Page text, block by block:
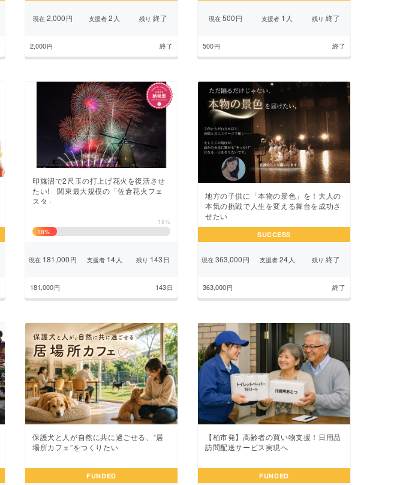
現在2,000円 支援者 2 人 残り 終了
2,000円 終了
現在500円 支援者 1 人 残り 終了
500円 終了
印旛沼で2尺玉の打上げ花火を復活させ
たい! 関東最大規模の「佐倉花火フェ
スタ」
18%
18%
現在181,000円 支援者14 人 残り 143日
181,000円 143日
地方の子供に「本物の景色」を！大人の
本気の挑戦で人生を変える舞台を成功さ
せたい
SUCCESS
現在363,000円 支援者24 人 残り 終了
363,000円 終了
保護犬と人が自然に共に過ごせる、“居
場所カフェ”をつくりたい
FUNDED
【柏市発】高齢者の買い物支援！日用品
訪問配送サービス実現へ
FUNDED